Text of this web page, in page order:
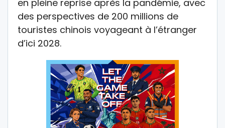
en pleine reprise après la pandémie, avec
des perspectives de 200 millions de
touristes chinois voyageant à l’étranger
d’ici 2028.